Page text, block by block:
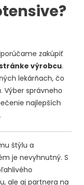
zakúpiť
výrobcu.
lekárňach, čo
. Výber správneho
najlepších
štýlu a
je nevyhnutný. S
ale aj partnera na